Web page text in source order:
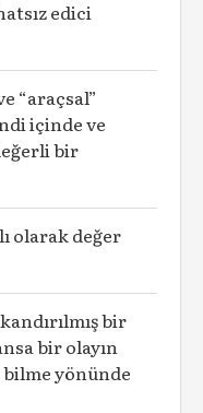
edici
“araçsal”
içinde ve
bir
olarak değer
bir
bir olayın
bilme yönünde